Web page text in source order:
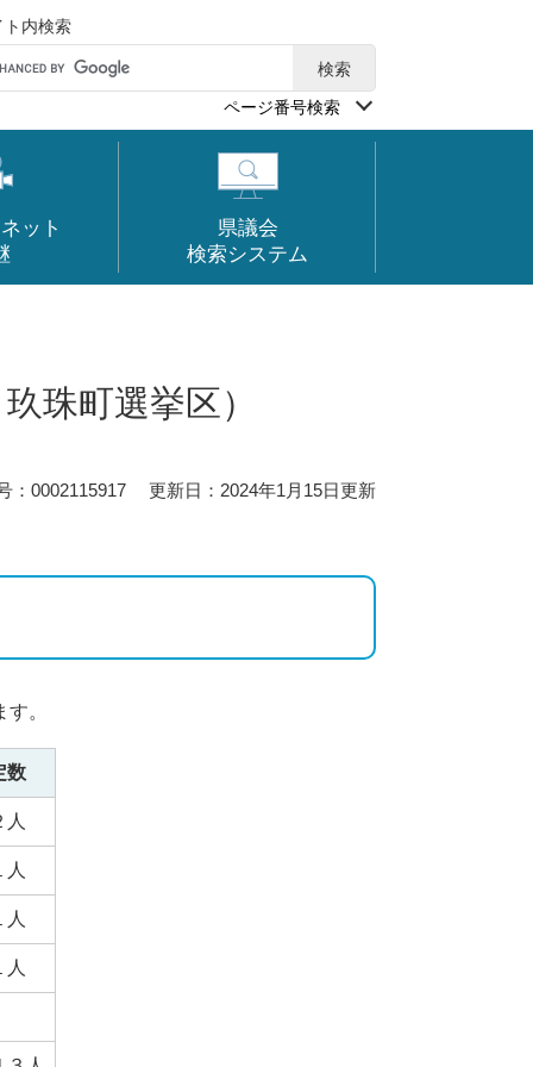
ト内検索
ページ番号検索
ット
県議会
検索システム
珠町選挙区）
：0002115917 更新日：2024年1月15日更新
。
数
人
人
人
人